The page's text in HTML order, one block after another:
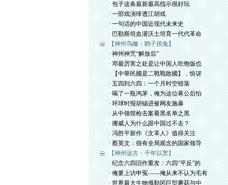
· 包子这条最新最高指示很好玩
· 一部戏演绎透江胡戏
· 一句话的中国近现代未来史
· 巴勒斯坦血灌沃土培育一代代革命
【神州鸟瞰：鹞子抓兔】
· 神州神咒“解放后”
· 邓最厉害之处是让中国人吃饱饭也
· 【中華民國是二戰戰敗國】，惊讶
· 五四到六四：一个月时空错落
· 喝了一瓶鸿茅，俺为这位蒋公后怕
· 环球时报胡锡进被网友施暴
· 从中领馆枪击案看黑名单之黑
· 挪威人为什么跟中国过不去？
· 冯胜平新作《文革人》值得关注
· 蔡英文：很有全局观念的国家领导
【神州远古：千年以贯】
· 纪念六四旧作重发：六四“平反”的
· 俺要上访申冤——俺从来不认为毛有
· 世界最大生物俄勒冈巨型蘑菇与中